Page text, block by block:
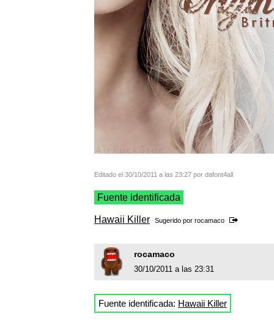
Editado el 30/10/2011 a las 23:27 por dafont4all
Fuente identificada
Hawaii Killer Sugerido por rocamaco
rocamaco
30/10/2011 a las 23:31
Fuente identificada: Hawaii Killer